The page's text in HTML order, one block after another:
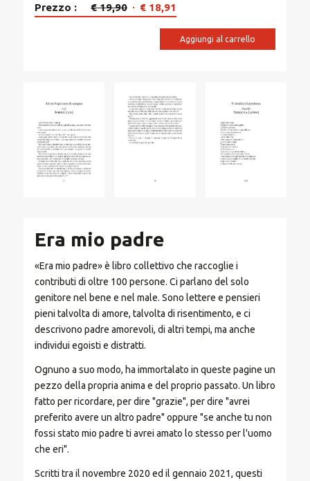
Prezzo €19,90 Il € 18,91
attuale
Aggiungi al carrello
Era mio padre
«Era mio padre» è libro collettivo che raccoglie i
contributi di oltre 100 persone. Ci parlano del solo
genitore nel bene e nel male. Sono lettere e pensieri
pieni talvolta di amore, talvolta di risentimento, e ci
descrivono padre amorevoli, di altri tempi, ma anche
individui egoisti e distratti.
Ognuno a suo modo, ha immortalato in queste pagine un
pezzo della propria anima e del proprio passato. Un libro
fatto per ricordare, per dire "grazie", per dire "avrei
preferito avere un altro padre" oppure "se anche tu non
fossi stato mio padre ti avrei amato lo stesso per l'uomo
che eri".
Scritti tra il novembre 2020 ed il gennaio 2021, questi